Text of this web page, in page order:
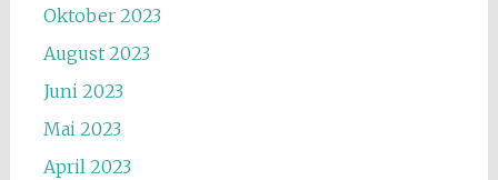
Oktober 2023
August 2023
Juni 2023
Mai 2023
April 2023